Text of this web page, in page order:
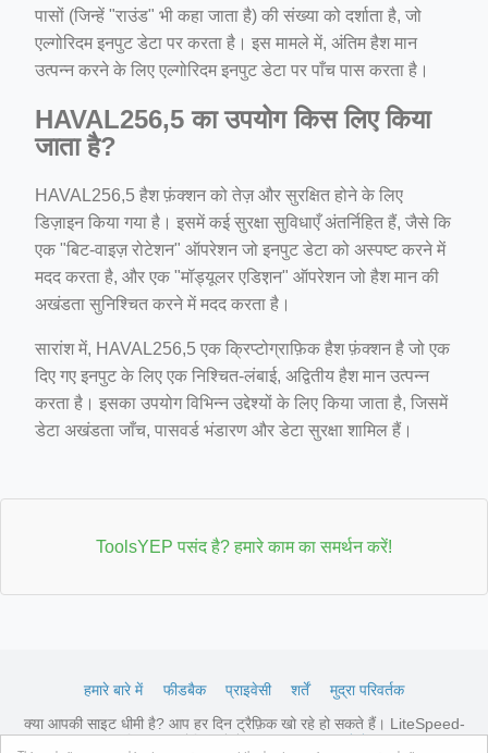
पासों (जिन्हें "राउंड" भी कहा जाता है) की संख्या को दर्शाता है, जो
एल्गोरिदम इनपुट डेटा पर करता है। इस मामले में, अंतिम हैश मान
उत्पन्न करने के लिए एल्गोरिदम इनपुट डेटा पर पाँच पास करता है।
HAVAL256,5 का उपयोग किस लिए किया
जाता है?
HAVAL256,5 हैश फ़ंक्शन को तेज़ और सुरक्षित होने के लिए
डिज़ाइन किया गया है। इसमें कई सुरक्षा सुविधाएँ अंतर्निहित हैं, जैसे कि
एक "बिट-वाइज़ रोटेशन" ऑपरेशन जो इनपुट डेटा को अस्पष्ट करने में
मदद करता है, और एक "मॉड्यूलर एडिश़न" ऑपरेशन जो हैश मान की
अखंडता सुनिश्चित करने में मदद करता है।
सारांश में, HAVAL256,5 एक क्रिप्टोग्राफ़िक हैश फ़ंक्शन है जो एक
दिए गए इनपुट के लिए एक निश्चित-लंबाई, अद्वितीय हैश मान उत्पन्न
करता है। इसका उपयोग विभिन्न उद्देश्यों के लिए किया जाता है, जिसमें
डेटा अखंडता जाँच, पासवर्ड भंडारण और डेटा सुरक्षा शामिल हैं।
ToolsYEP पसंद है? हमारे काम का समर्थन करें!
हमारे बारे में फीडबैक प्राइवेसी शर्तें
मुद्रा परिवर्तक
क्या आपकी साइट धीमी है? आप हर दिन ट्रैफ़िक खो रहे हो सकते हैं। LiteSpeed-